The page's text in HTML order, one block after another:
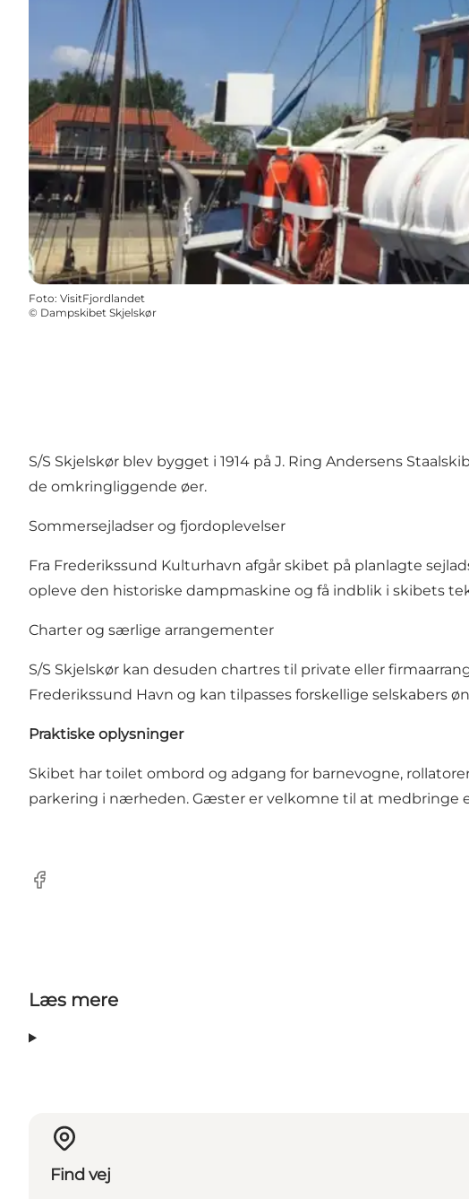
Foto: VisitFjordlandet
© Dampskibet Skjelskør
S/S Skjelskør blev bygget i 1914 på J. Ring Andersens
de omkringliggende øer.
Sommersejladser og fjordoplevelser
Fra Frederikssund Kulturhavn afgår skibet på planlagte
opleve den historiske dampmaskine og få indblik i skibets
Charter og særlige arrangementer
S/S Skjelskør kan desuden chartres til private eller
Frederikssund Havn og kan tilpasses forskellige selskabers
Praktiske oplysninger
Skibet har toilet ombord og adgang for barnevogne,
parkering i nærheden. Gæster er velkomne til at medbringe
Facebook
Læs mere
Find vej